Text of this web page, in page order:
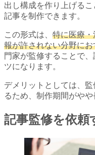
出し構成を作り上げる
記事を制作できます。
この形式は、 特に医療
報が許されない分野に
門家が監修することで
ツになります。
デメリットとしては、
るため、制作期間がやや
記事監修を依頼